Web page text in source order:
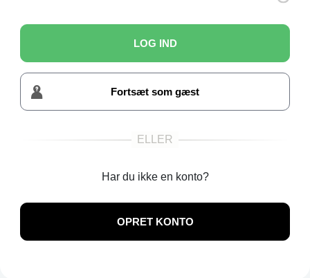
LOG IND
Fortsæt som gæst
Har du ikke en konto?
OPRET KONTO